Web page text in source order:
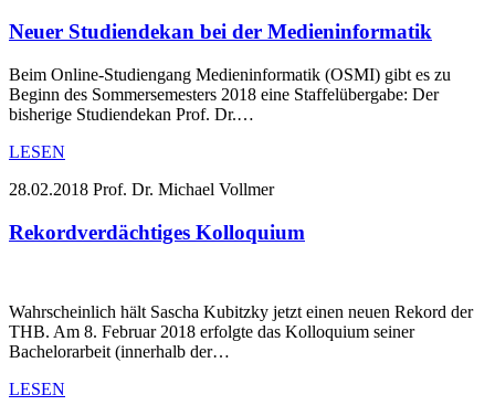
Neuer Studiendekan bei der Medieninformatik
Beim Online-Studiengang Medieninformatik (OSMI) gibt es zu
Beginn des Sommersemesters 2018 eine Staffelübergabe: Der
bisherige Studiendekan Prof. Dr.…
LESEN
28.02.2018 Prof. Dr. Michael Vollmer
Rekordverdächtiges Kolloquium
Wahrscheinlich hält Sascha Kubitzky jetzt einen neuen Rekord der
THB. Am 8. Februar 2018 erfolgte das Kolloquium seiner
Bachelorarbeit (innerhalb der…
LESEN